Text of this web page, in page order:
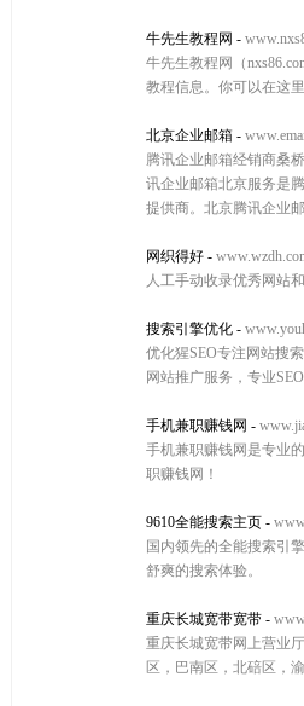
牛先生教程网 -
牛先生教程网（
教程信息。你可以在这里
北京企业邮箱 -
腾讯企业邮箱经销商桑
讯企业邮箱北京服务是
提供商。北京腾讯企业
网织得好 -
人工手动收录优秀网站
搜索引擎优化 -
优化猩SEO专注网站搜
网站推广服务，专业
手机兼职赚钱网 -
手机兼职赚钱网是专业
职赚钱网！
9610全能搜索主页 -
国内领先的全能搜索引
舒爽的搜索体验。
重庆长城宽带宽带 -
重庆长城宽带网上营业
区，巴南区，北碚区，